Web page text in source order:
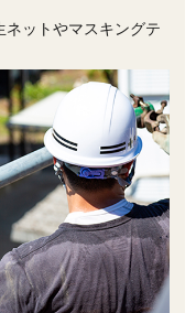
ネットやマスキングテ